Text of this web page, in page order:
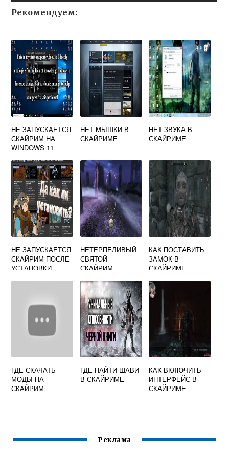
Рекомендуем:
НЕ ЗАПУСКАЕТСЯ
СКАЙРИМ НА
WINDOWS 11
НЕТ МЫШКИ В
СКАЙРИМЕ
НЕТ ЗВУКА В
СКАЙРИМЕ
НЕ ЗАПУСКАЕТСЯ
СКАЙРИМ ПОСЛЕ
УСТАНОВКИ
НЕТЕРПЕЛИВЫЙ
СВЯТОЙ
СКАЙРИМ
КАК ПОСТАВИТЬ
ЗАМОК В
СКАЙРИМЕ
ГДЕ СКАЧАТЬ
МОДЫ НА
СКАЙРИМ
ГДЕ НАЙТИ ШАВИ
В СКАЙРИМЕ
КАК ВКЛЮЧИТЬ
ИНТЕРФЕЙС В
СКАЙРИМЕ
Реклама